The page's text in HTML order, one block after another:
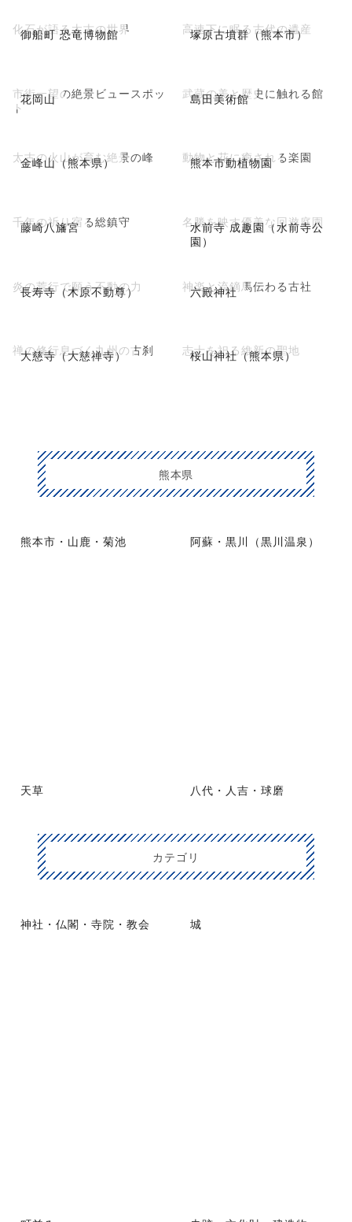
御船町 恐竜博物館
化石が語る太古の世界 塚原古墳群（熊本市）
高速下に眠る古代の遺産
花岡山
市街一望の絶景ビュースポッ
ト
島田美術館
武蔵の美と歴史に触れる館
金峰山（熊本県）
太古の火山が育む絶景の峰 熊本市動植物園
動物と花に癒される楽園
藤崎八旛宮
千年の祈り宿る総鎮守
水前寺 成趣園（水前寺公
園）
名勝を映す優美な回遊庭園
長寿寺（木原不動尊）
炎の荒行で願う不動の力 六殿神社
神楽と流鏑馬伝わる古社
大慈寺（大慈禅寺）
禅の修行息づく九州の古刹 桜山神社（熊本県）
志士を祀る維新の聖地
熊本県
熊本市・山鹿・菊池 阿蘇・黒川（黒川温泉）
天草 八代・人吉・球磨
カテゴリ
神社・仏閣・寺院・教会 城